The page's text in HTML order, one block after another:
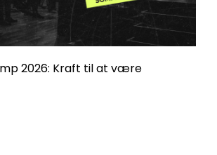
2026: Kraft til at være